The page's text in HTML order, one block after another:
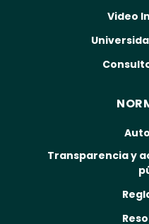
Video
Transparencia y